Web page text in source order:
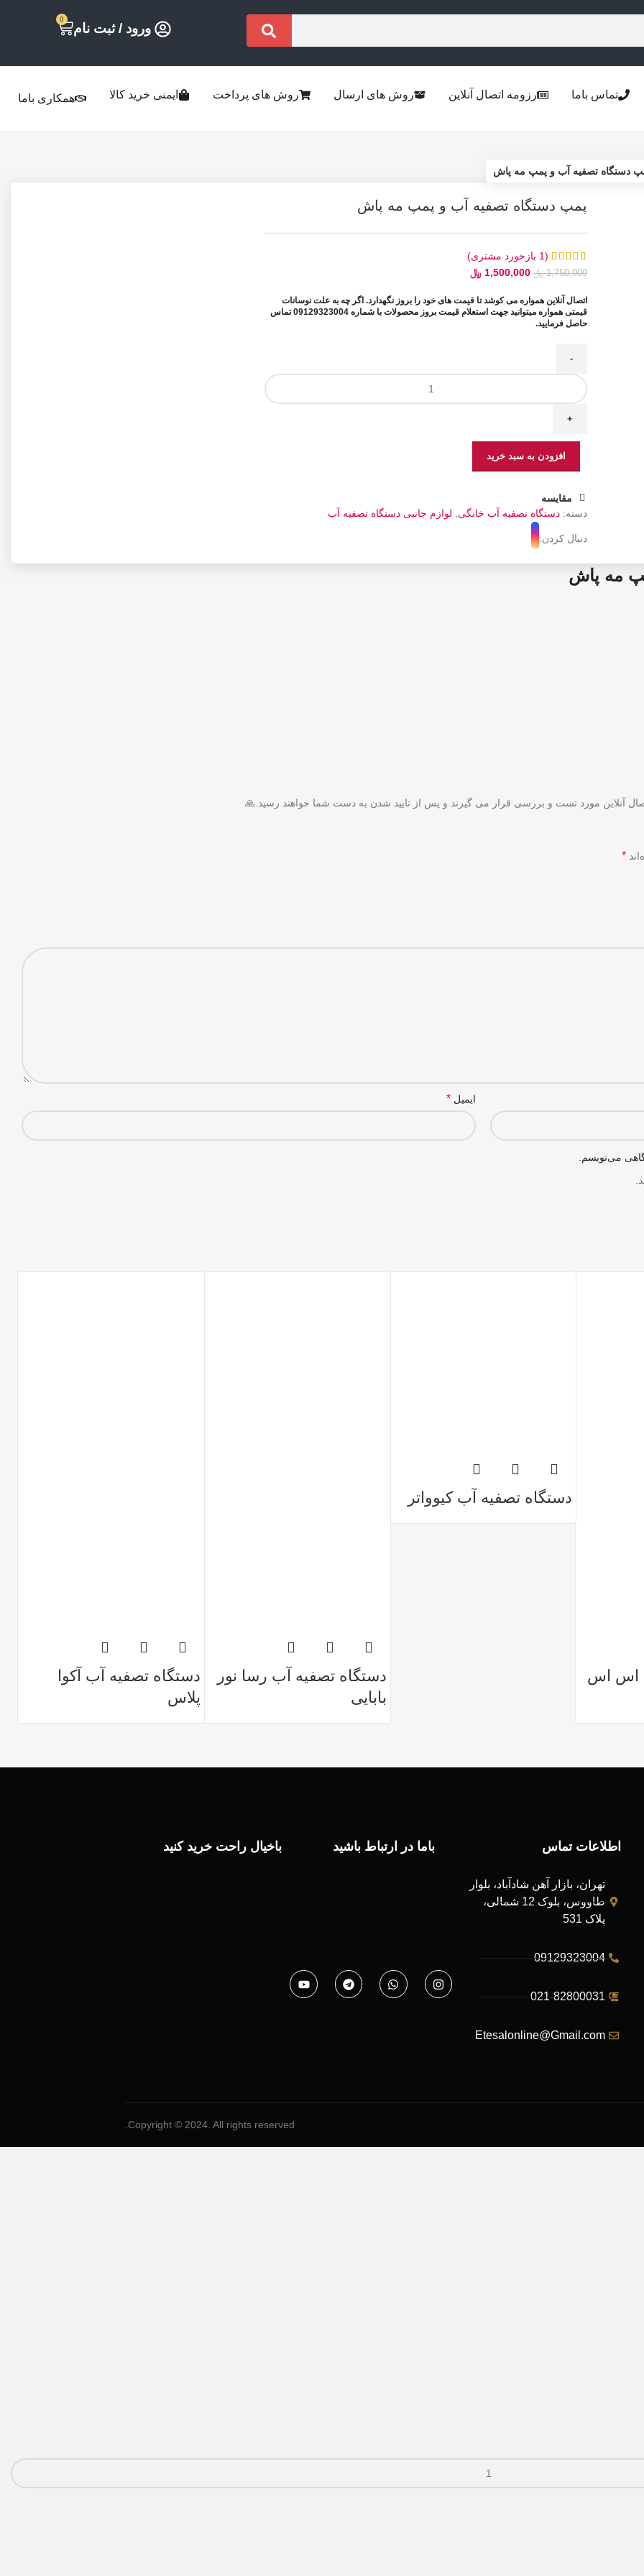
ورود / ثبت نام
0
تماس باما رزومه اتصال آنلاین روش های ارسال روش های پرداخت ایمنی خرید کالا همکاری باما
دستگاه تصفیه آب و پمپ مه پاش
پمپ دستگاه تصفیه آب و پمپ مه پاش
(
1 بازخورد مشتری)
1,750,000 ﷼ 1,500,000 ﷼
اتصال آنلاین همواره می کوشد تا قیمت های خود را بروز نگهدارد. اگر چه به علت نوسانات
قیمتی همواره میتوانید جهت استعلام قیمت بروز محصولات با شماره 09129323004 تماس
حاصل فرمایید.
افزودن به سبد خرید
مقایسه
دسته: دستگاه تصفیه آب خانگی لوازم جانبی دستگاه تصفیه آب
دنبال کردن:
مه پاش
آنلاین مورد تست و بررسی قرار می گیرند و پس از تایید شدن به دست شما خواهند رسید.🙏
*
ایمیل *
می‌نویسم.
اس اس
دستگاه تصفیه آب کیوواتر
دستگاه تصفیه آب رسا نور
بابایی
دستگاه تصفیه آب آکوا
پلاس
اطلاعات تماس
تهران، بازار آهن شادآباد، بلوار
طاووس، بلوک 12 شمالی،
پلاک 531
09129323004
021-82800031
Etesalonline@Gmail.com
باما در ارتباط باشید باخیال راحت خرید کنید
Copyright © 2024. All rights reserved.